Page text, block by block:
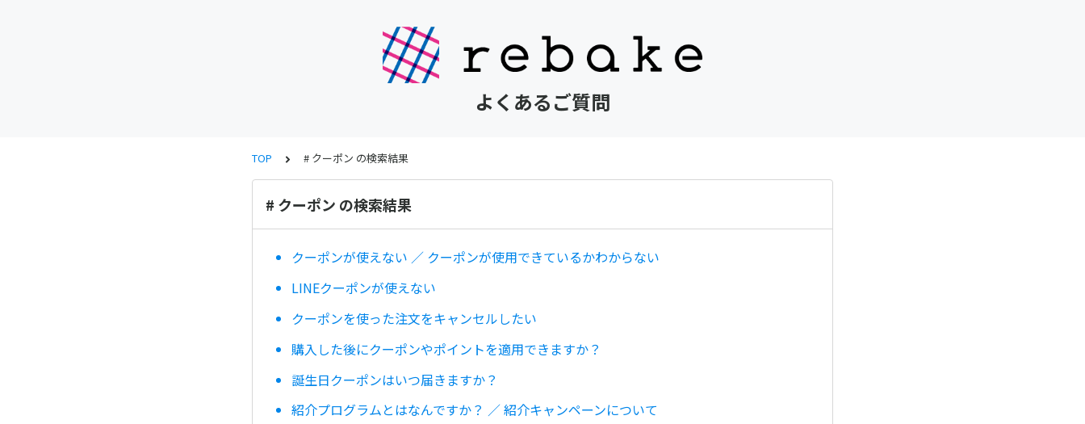
よくあるご質問
TOP # クーポン の検索結果
# クーポン の検索結果
クーポンが使えない ／ クーポンが使用できているかわからない
LINEクーポンが使えない
クーポンを使った注文をキャンセルしたい
購入した後にクーポンやポイントを適用できますか？
誕生日クーポンはいつ届きますか？
紹介プログラムとはなんですか？ ／ 紹介キャンペーンについて